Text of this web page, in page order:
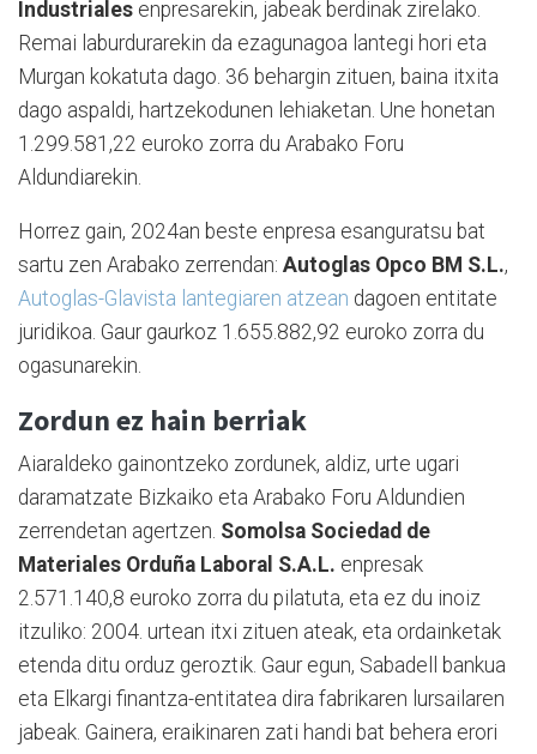
Industriales enpresarekin, jabeak berdinak zirelako.
Remai laburdurarekin da ezagunagoa lantegi hori eta
Murgan kokatuta dago. 36 behargin zituen, baina itxita
dago aspaldi, hartzekodunen lehiaketan. Une honetan
1.299.581,22 euroko zorra du Arabako Foru
Aldundiarekin.
Horrez gain, 2024an beste enpresa esanguratsu bat
sartu zen Arabako zerrendan: Autoglas Opco BM S.L.,
Autoglas-Glavista lantegiaren atzean dagoen entitate
juridikoa. Gaur gaurkoz 1.655.882,92 euroko zorra du
ogasunarekin.
Zordun ez hain berriak
Aiaraldeko gainontzeko zordunek, aldiz, urte ugari
daramatzate Bizkaiko eta Arabako Foru Aldundien
zerrendetan agertzen. Somolsa Sociedad de
Materiales Orduña Laboral S.A.L. enpresak
2.571.140,8 euroko zorra du pilatuta, eta ez du inoiz
itzuliko: 2004. urtean itxi zituen ateak, eta ordainketak
etenda ditu orduz geroztik. Gaur egun, Sabadell bankua
eta Elkargi finantza-entitatea dira fabrikaren lursailaren
jabeak. Gainera, eraikinaren zati handi bat behera erori